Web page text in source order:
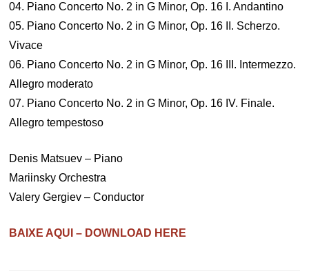
04. Piano Concerto No. 2 in G Minor, Op. 16 I. Andantino
05. Piano Concerto No. 2 in G Minor, Op. 16 II. Scherzo.
Vivace
06. Piano Concerto No. 2 in G Minor, Op. 16 III. Intermezzo.
Allegro moderato
07. Piano Concerto No. 2 in G Minor, Op. 16 IV. Finale.
Allegro tempestoso
Denis Matsuev – Piano
Mariinsky Orchestra
Valery Gergiev – Conductor
BAIXE AQUI – DOWNLOAD HERE